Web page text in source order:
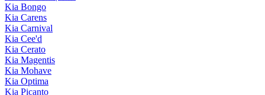
Kia Bongo
Kia Carens
Kia Carnival
Kia Cee'd
Kia Cerato
Kia Magentis
Kia Mohave
Kia Optima
Kia Picanto